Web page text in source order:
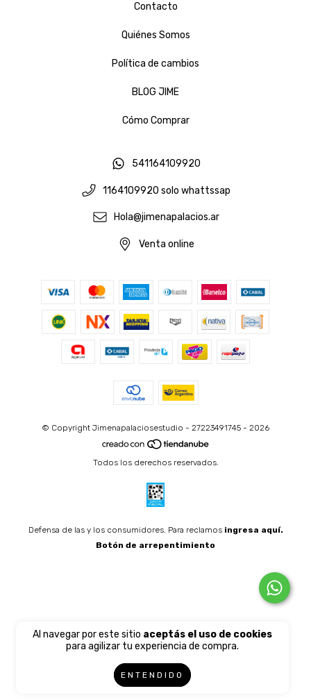
Al navegar por este sitio aceptás el uso de cookies
para agilizar tu experiencia de compra.
ENTENDIDO
Contacto
Quiénes Somos
Política de cambios
BLOG JIME
Cómo Comprar
541164109920
1164109920 solo whattssap
Hola@jimenapalacios.ar
Venta online
© Copyright Jimenapalaciosestudio - 27223491745 - 2026
Todos los derechos reservados.
Defensa de las y los consumidores. Para reclamos ingresa aquí.
Botón de arrepentimiento